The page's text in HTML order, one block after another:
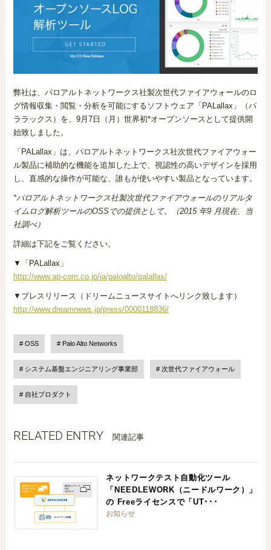
弊社は、パロアルトネットワークス社製次世代ファイアウォールのロ
グ情報収集・閲覧・分析を可能にするソフトウェア「PALallax」（パ
ララックス）を、9月7日（月）世界初*オープンソースとして提供開
始致しました。
「PALallax」は、パロアルトネットワークス社次世代ファイアウォー
ル製品に補助的な機能を追加した上で、視認性の高いデザインを採用
し、直感的な操作が可能な、誰もが使いやすい製品となっています。
*パロアルトネットワークス社製次世代ファイアウォールのリアルタ
イムログ解析ツールのOSSでの提供として。（2015 年9 月現在、当
社調べ）
詳細は下記をご覧ください。
▼「PALallax」
http://www.ap-com.co.jp/ja/paloalto/palallax/
▼プレスリリース（ドリームニュースサイトへリンク致します）
http://www.dreamnews.jp/press/0000118836/
OSS Palo Alto Networks
システム基盤エンジニアリング事業部 次世代ファイアウォール
自社プロダクト
RELATED ENTRY 関連記事
ネットワークテスト自動化ツール
「NEEDLEWORK（ニードルワーク）」
の Freeライセンスで「UT･･･
お知らせ